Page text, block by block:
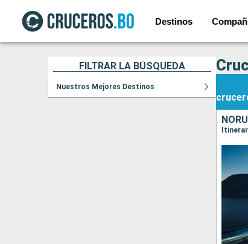
Destinos
FILTRAR LA BÚSQUEDA
Nuestros Mejores Destinos